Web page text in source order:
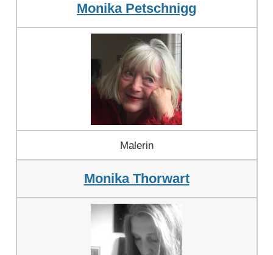
Monika Petschnigg
Malerin
Monika Thorwart